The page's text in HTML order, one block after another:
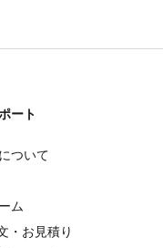
ート
ついて
ム
・お見積り